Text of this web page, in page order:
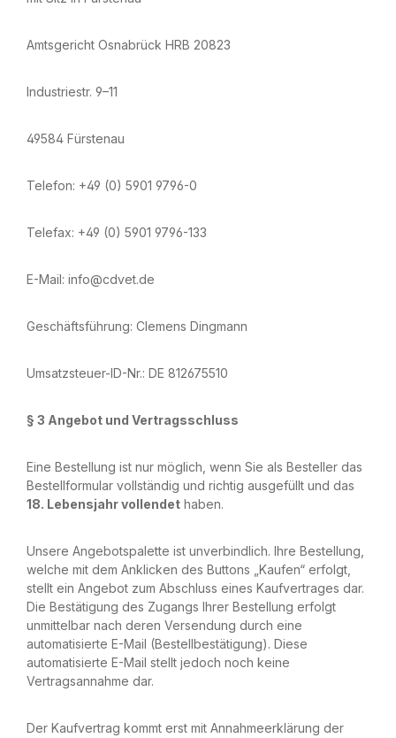
Amtsgericht Osnabrück HRB 20823
Industriestr. 9–11
49584 Fürstenau
Telefon: +49 (0) 5901 9796-0
Telefax: +49 (0) 5901 9796-133
E-Mail: info@cdvet.de
Geschäftsführung: Clemens Dingmann
Umsatzsteuer-ID-Nr.: DE 812675510
§ 3 Angebot und Vertragsschluss
Eine Bestellung ist nur möglich, wenn Sie als Besteller das
Bestellformular vollständig und richtig ausgefüllt und das
18. Lebensjahr vollendet haben.
Unsere Angebotspalette ist unverbindlich. Ihre Bestellung,
welche mit dem Anklicken des Buttons „Kaufen“ erfolgt,
stellt ein Angebot zum Abschluss eines Kaufvertrages dar.
Die Bestätigung des Zugangs Ihrer Bestellung erfolgt
unmittelbar nach deren Versendung durch eine
automatisierte E-Mail (Bestellbestätigung). Diese
automatisierte E-Mail stellt jedoch noch keine
Vertragsannahme dar.
Der Kaufvertrag kommt erst mit Annahmeerklärung der